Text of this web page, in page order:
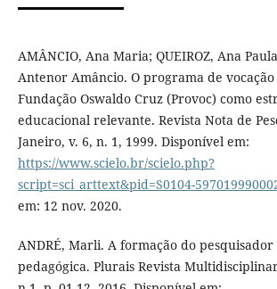
AMÂNCIO, Ana Maria; QUEIROZ, Ana
Antenor Amâncio. O programa de
Fundação Oswaldo Cruz (Provoc) como
educacional relevante. Revista Nota de
Janeiro, v. 6, n. 1, 1999. Disponível em:
https://www.scielo.br/scielo.php?
script=sci_arttext&pid=S0104-
em: 12 nov. 2020.
ANDRÉ, Marli. A formação do
pedagógica. Plurais Revista